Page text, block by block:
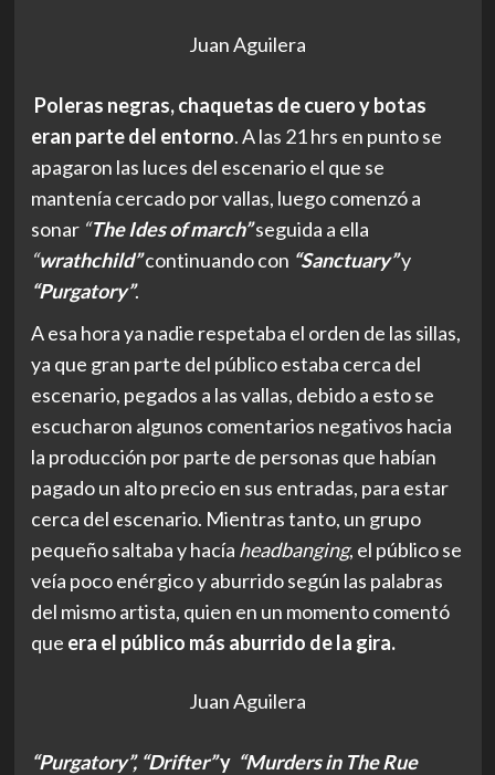
Juan Aguilera
Poleras negras, chaquetas de cuero y botas
eran parte del entorno. A las 21 hrs en punto se
apagaron las luces del escenario el que se
mantenía cercado por vallas, luego comenzó a
sonar “The Ides of march”seguida a ella
“wrathchild”continuando con “Sanctuary”y
“Purgatory”.
A esa hora ya nadie respetaba el orden de las sillas,
ya que gran parte del público estaba cerca del
escenario, pegados a las vallas, debido a esto se
escucharon algunos comentarios negativos hacia
la producción por parte de personas que habían
pagado un alto precio en sus entradas, para estar
cerca del escenario. Mientras tanto, un grupo
pequeño saltaba y hacía headbanging, el público se
veía poco enérgico y aburrido según las palabras
del mismo artista, quien en un momento comentó
que era el público más aburrido de la gira.
Juan Aguilera
“Purgatory”, “Drifter”y “Murders in The Rue